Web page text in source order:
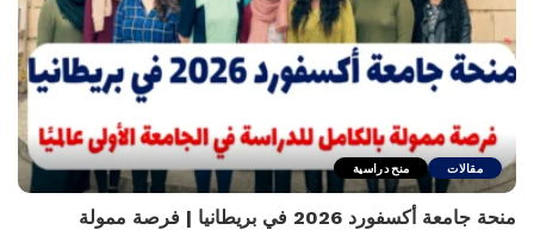
مقالات منح دراسية
منحة جامعة أكسفورد 2026 في بريطانيا | فرصة ممولة